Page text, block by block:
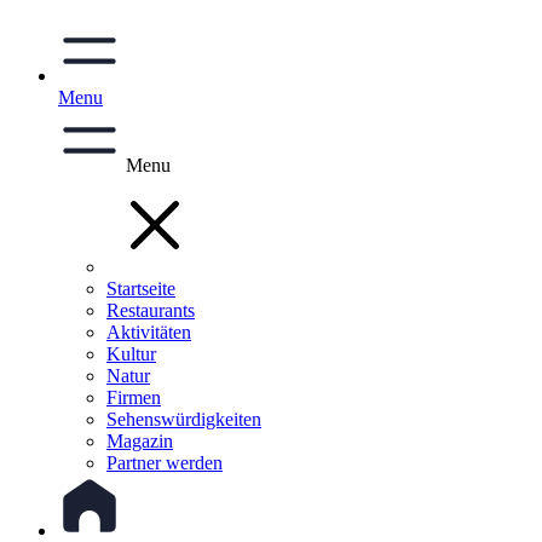
Menu
Menu
Startseite
Restaurants
Aktivitäten
Kultur
Natur
Firmen
Sehenswürdigkeiten
Magazin
Partner werden